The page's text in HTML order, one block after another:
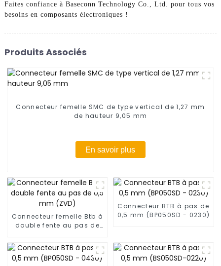
Faites confiance à Baseconn Technology Co., Ltd. pour tous vos
besoins en composants électroniques !
Produits Associés
Connecteur femelle SMC de type vertical de 1,27 mm
de hauteur 9,05 mm
En savoir plus
Connecteur femelle Btb à
double fente au pas de
Connecteur BTB à pas de
0,5 mm (BP050SD - 0230)